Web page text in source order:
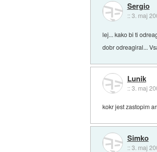
Sergio
::3. maj
lej... kako bi ti
dobr odreagiral...
Lunik
::3. maj
kokr jest zastopim
Simko
::3. maj